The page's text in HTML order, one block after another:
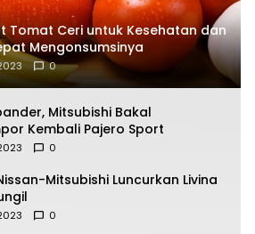
Tomat Ceri untuk Kesehatan dan
Mengonsumsinya
0
Mitsubishi Bakal
Kembali Pajero Sport
0
Mitsubishi Luncurkan Livina
0